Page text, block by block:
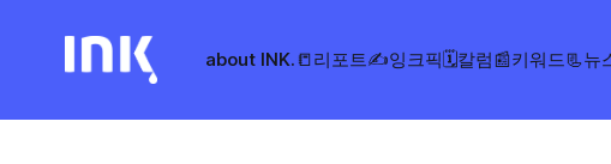
about INK.📒리포트✍️잉크픽🗓️칼럼📰키워드📃뉴